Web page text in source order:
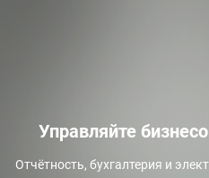
Управляйте
Отчётность, бухгалтерия и